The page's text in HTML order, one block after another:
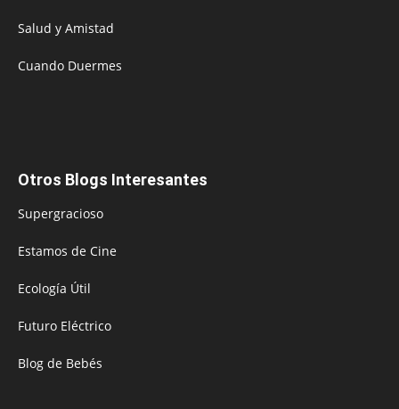
Salud y Amistad
Cuando Duermes
Otros Blogs Interesantes
Supergracioso
Estamos de Cine
Ecología Útil
Futuro Eléctrico
Blog de Bebés